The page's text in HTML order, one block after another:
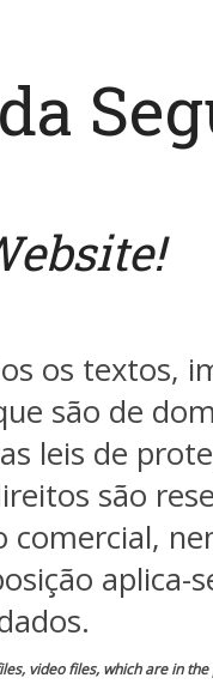
os textos,
são de
leis de
são
aplica-
video files, which are in